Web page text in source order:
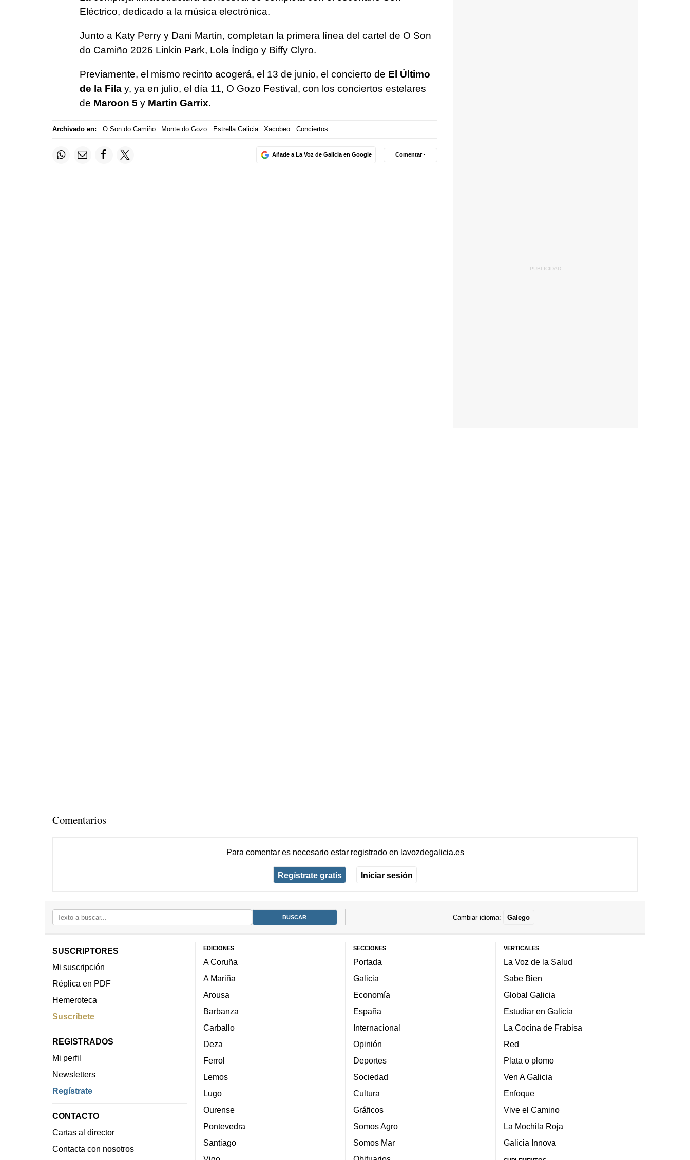
Eléctrico, dedicado a la música electrónica.
Junto a Katy Perry y Dani Martín, completan la primera línea del cartel de O Son
do Camiño 2026 Linkin Park, Lola Índigo y Biffy Clyro.
Previamente, el mismo recinto acogerá, el 13 de junio, el concierto de El Último
de la Filay, ya en julio, el día 11, O Gozo Festival, con los conciertos estelares
de Maroon 5 y Martin Garrix.
Archivado en: O Son do Camiño Monte do Gozo Estrella Galicia Xacobeo Conciertos
Añade a La Voz de Galicia en Google Comentar ·
Comentarios
Para comentar es necesario estar registradoen lavozdegalicia.es
Regístrate gratis Iniciar sesión
Cambiar idioma: Galego
SUSCRIPTORES
Mi suscripción
Réplica en PDF
Hemeroteca
Suscríbete
REGISTRADOS
Mi perfil
Newsletters
Regístrate
CONTACTO
Cartas al director
Contacta con nosotros
EDICIONES
A Coruña
A Mariña
Arousa
Barbanza
Carballo
Deza
Ferrol
Lemos
Lugo
Ourense
Pontevedra
Santiago
SECCIONES
Portada
Galicia
Economía
España
Internacional
Opinión
Deportes
Sociedad
Cultura
Gráficos
Somos Agro
Somos Mar
VERTICALES
La Voz de la Salud
Sabe Bien
Global Galicia
Estudiar en Galicia
La Cocina de Frabisa
Red
Plata o plomo
Ven A Galicia
Enfoque
Vive el Camino
La Mochila Roja
Galicia Innova